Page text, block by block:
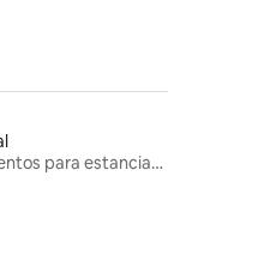
Alojamientos para estancias largas